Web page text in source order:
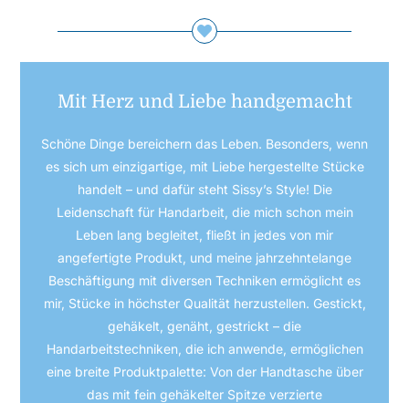
Mit Herz und Liebe handgemacht
Schöne Dinge bereichern das Leben. Besonders, wenn
es sich um einzigartige, mit Liebe hergestellte Stücke
handelt – und dafür steht Sissy’s Style! Die
Leidenschaft für Handarbeit, die mich schon mein
Leben lang begleitet, fließt in jedes von mir
angefertigte Produkt, und meine jahrzehntelange
Beschäftigung mit diversen Techniken ermöglicht es
mir, Stücke in höchster Qualität herzustellen. Gestickt,
gehäkelt, genäht, gestrickt – die
Handarbeitstechniken, die ich anwende, ermöglichen
eine breite Produktpalette: Von der Handtasche über
das mit fein gehäkelter Spitze verzierte